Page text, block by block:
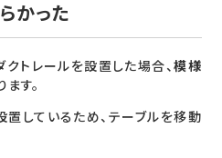
かった
トレールを設置した場合、模様
す。
しているため、テーブルを移動